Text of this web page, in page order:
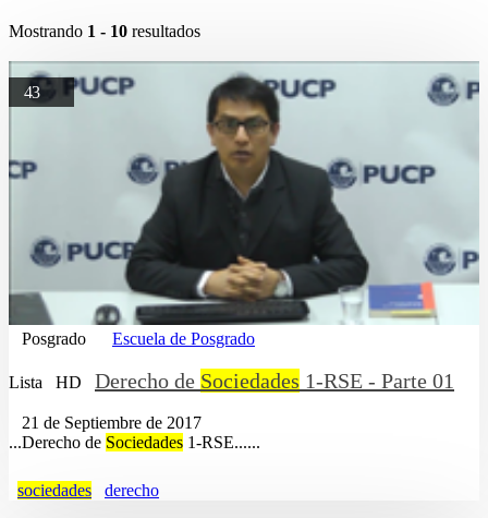
Mostrando 1 - 10 resultados
43
Posgrado Escuela de Posgrado
Lista HD Derecho de Sociedades 1-RSE - Parte 01
21 de Septiembre de 2017
...Derecho de Sociedades 1-RSE......
sociedades derecho